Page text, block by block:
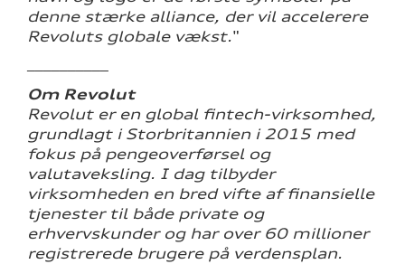
denne stærke alliance, der vil accelerere
Revoluts globale vækst."
Om Revolut
Revolut er en global fintech-virksomhed,
grundlagt i Storbritannien i 2015 med
fokus på pengeoverførsel og
valutaveksling. I dag tilbyder
virksomheden en bred vifte af finansielle
tjenester til både private og
erhvervskunder og har over 60 millioner
registrerede brugere på verdensplan.